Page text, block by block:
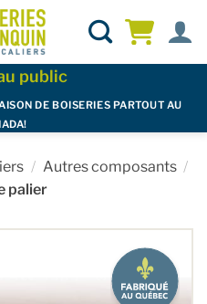
public
DE BOISERIES PARTOUT AU
/ Autres composants /
palier